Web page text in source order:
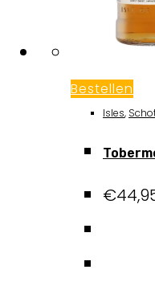
Bestellen
Isles,
€